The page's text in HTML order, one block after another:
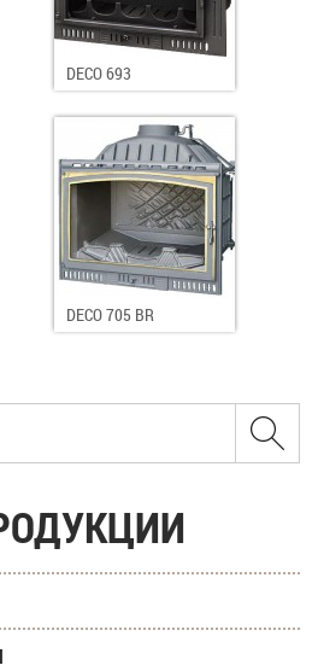
DECO 693
DECO 705 BR